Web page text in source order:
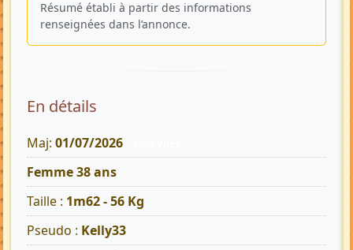
Résumé établi à partir des informations
renseignées dans l’annonce.
En détails
Maj: 01/07/2026
Femme 38 ans
Taille : 1m62 - 56 Kg
Pseudo : Kelly33